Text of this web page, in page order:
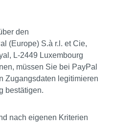
den
(Europe) S.à r.l. et Cie,
L-2449 Luxembourg
müssen Sie bei PayPal
Zugangsdaten legitimieren
bestätigen.
nach eigenen Kriterien